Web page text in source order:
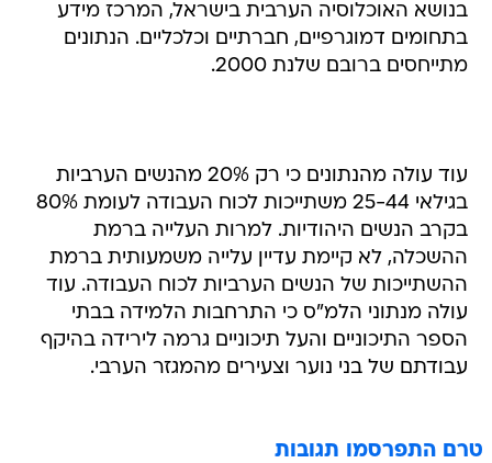
בנושא האוכלוסיה הערבית בישראל, המרכז מידע
בתחומים דמוגרפיים, חברתיים וכלכליים. הנתונים
מתייחסים ברובם שלנת 2000.
עוד עולה מהנתונים כי רק 20% מהנשים הערביות
בגילאי 25-44 משתייכות לכוח העבודה לעומת 80%
בקרב הנשים היהודיות. למרות העלייה ברמת
ההשכלה, לא קיימת עדיין עלייה משמעותית ברמת
ההשתייכות של הנשים הערביות לכוח העבודה. עוד
עולה מנתוני הלמ"ס כי התרחבות הלמידה בבתי
הספר התיכוניים והעל תיכוניים גרמה לירידה בהיקף
עבודתם של בני נוער וצעירים מהמגזר הערבי.
טרם התפרסמו תגובות